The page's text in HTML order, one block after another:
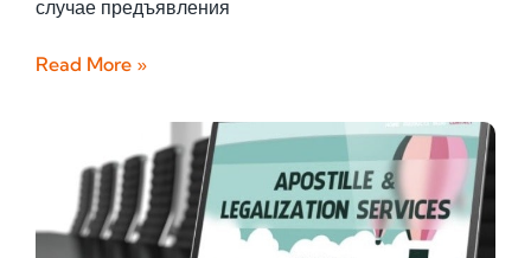
случае предъявления
Read More »